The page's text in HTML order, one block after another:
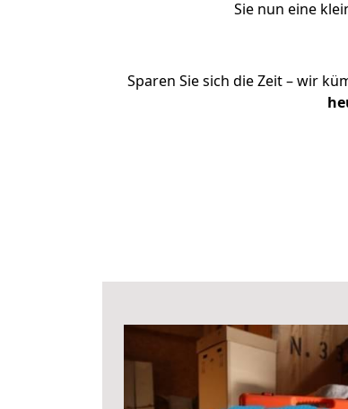
Sie nun eine
Sparen Sie sich die Zeit – wir